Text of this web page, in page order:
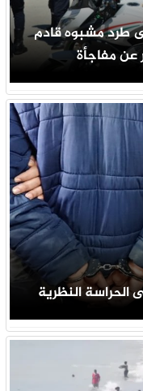
طرد مشبوه قادم
عن مفاجأة
الحراسة النظرية